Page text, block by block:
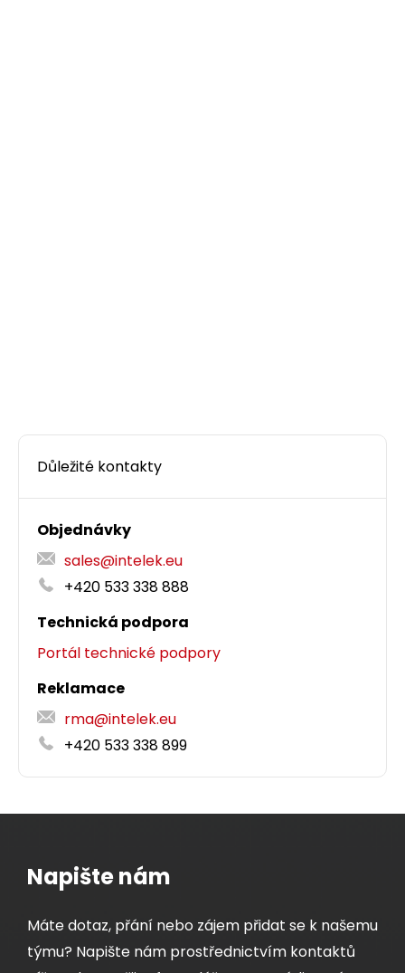
Důležité kontakty
Objednávky
sales@intelek.eu
+420 533 338 888
Technická podpora
Portál technické podpory
Reklamace
rma@intelek.eu
+420 533 338 899
Napište nám
Máte dotaz, přání nebo zájem přidat se k našemu
týmu? Napište nám prostřednictvím kontaktů